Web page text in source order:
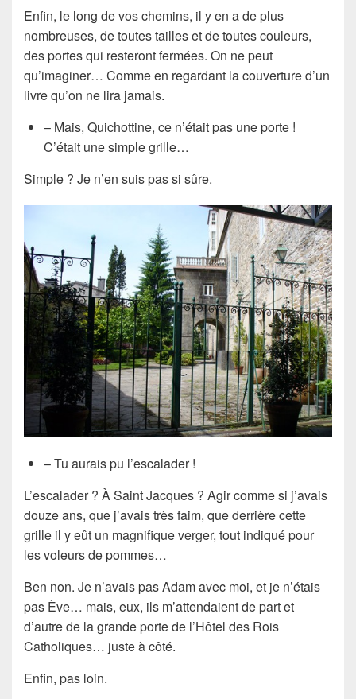
Enfin, le long de vos chemins, il y en a de plus
nombreuses, de toutes tailles et de toutes couleurs,
des portes qui resteront fermées. On ne peut
qu’imaginer… Comme en regardant la couverture d’un
livre qu’on ne lira jamais.
– Mais, Quichottine, ce n’était pas une porte !
C’était une simple grille…
Simple ? Je n’en suis pas si sûre.
– Tu aurais pu l’escalader !
L’escalader ? À Saint Jacques ? Agir comme si j’avais
douze ans, que j’avais très faim, que derrière cette
grille il y eût un magnifique verger, tout indiqué pour
les voleurs de pommes…
Ben non. Je n’avais pas Adam avec moi, et je n’étais
pas Ève… mais, eux, ils m’attendaient de part et
d’autre de la grande porte de l’Hôtel des Rois
Catholiques… juste à côté.
Enfin, pas loin.